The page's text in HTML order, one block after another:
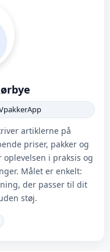
artiklerne på
priser, pakker og
i praksis og
Målet er enkelt:
der passer til dit
støj.